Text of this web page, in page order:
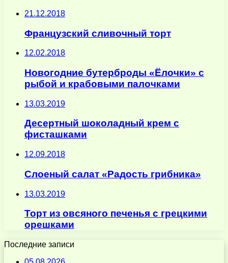
21.12.2018
Французский сливочный торт
12.02.2018
Новогодние бутерброды «Ёлочки» с
рыбой и крабовыми палочками
13.03.2019
Десертный шоколадный крем с
фисташками
12.09.2018
Слоеный салат «Радость грибника»
13.03.2019
Торт из овсяного печенья с грецкими
орешками
Последние записи